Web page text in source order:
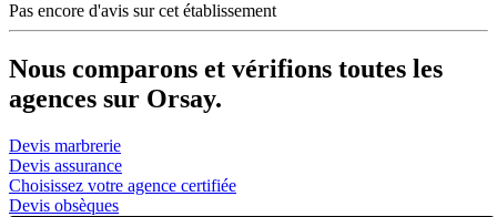
Pas encore d'avis sur cet établissement
Nous comparons et vérifions toutes les
agences sur Orsay.
Devis marbrerie
Devis assurance
Choisissez votre agence certifiée
Devis obsèques